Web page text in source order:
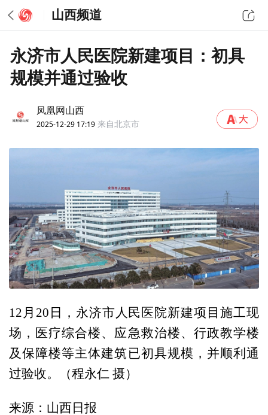
山西频道
永济市人民医院新建项目：初具
规模并通过验收
凤凰网山西
2025-12-29 17:19 来自北京市
12月20日，永济市人民医院新建项目施工现
场，医疗综合楼、应急救治楼、行政教学楼
及保障楼等主体建筑已初具规模，并顺利通
过验收。（程永仁 摄）
来源：山西日报